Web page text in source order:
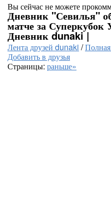
Вы сейчас не можете
Дневник "Севилья"
матче за
Дневник dunaki |
Лента друзей dunaki /
Добавить в друзья
Страницы: раньше»